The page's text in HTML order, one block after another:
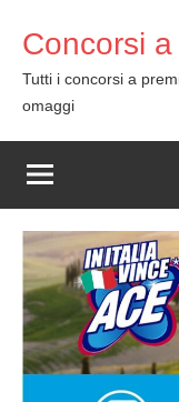
content
Concorsi
Tutti i concorsi a
omaggi